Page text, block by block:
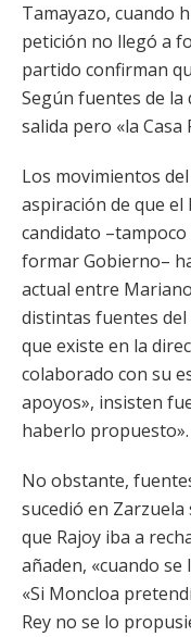
Tamayazo, cuando
petición no llegó a
partido confirman
Según fuentes de la
salida pero «la Casa
Los movimientos
aspiración de que
candidato
formar Gobierno–
actual entre
distintas fuentes del
que existe en la
colaborado con su
apoyos», insisten
haberlo propuesto».
No obstante,
sucedió en Zarzuela
que Rajoy iba a
añaden, «cuando se
«Si Moncloa
Rey no se lo